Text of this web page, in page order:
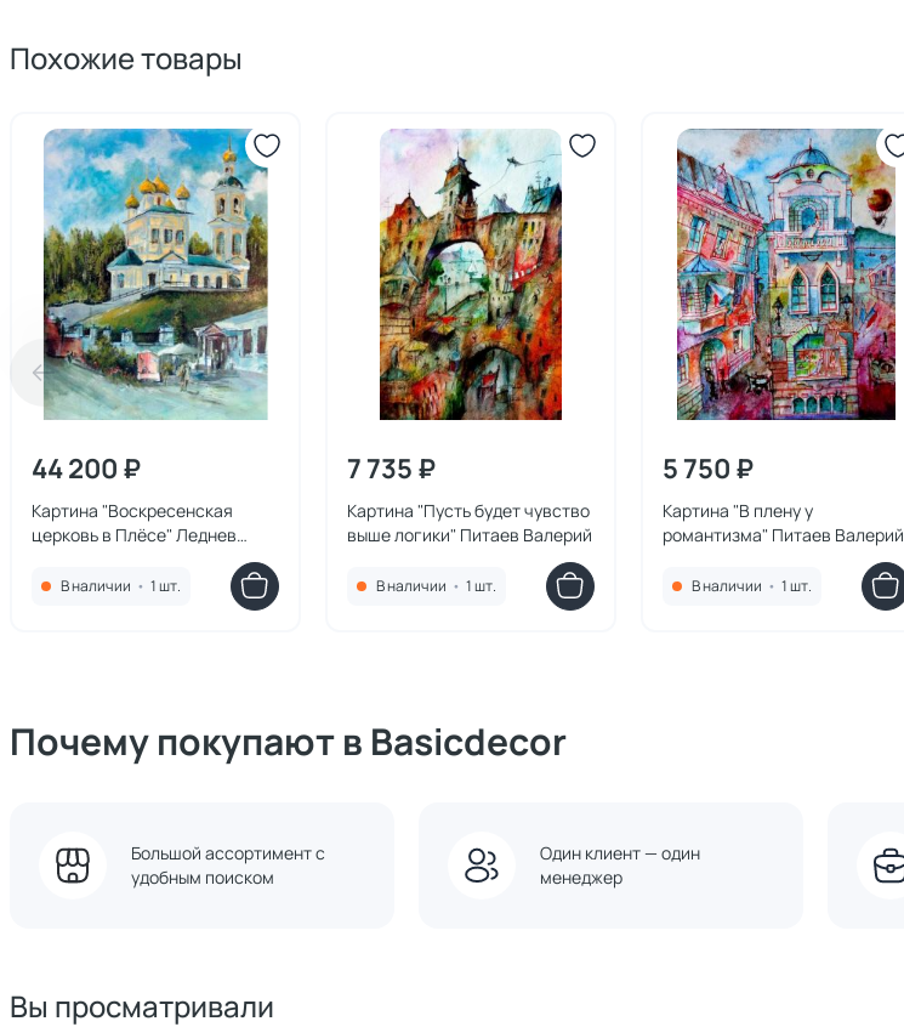
Похожие товары
44 200 ₽
Картина "Воскресенская
церковь в Плёсе" Леднев
В наличии • 1 шт.
7 735 ₽
Картина "Пусть будет чувство
выше логики" Питаев Валерий
В наличии • 1 шт.
5 750 ₽
Картина "В плену у
романтизма" Питаев Валерий
В наличии • 1 шт.
Почему покупают в Basicdecor
Большой ассортимент с
удобным поиском
Один клиент — один
менеджер
Вы просматривали